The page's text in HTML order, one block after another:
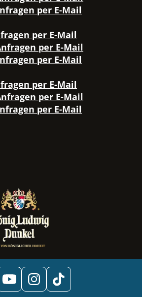
per E-Mail
per E-Mail
per E-Mail
per E-Mail
per E-Mail
per E-Mail
per E-Mail